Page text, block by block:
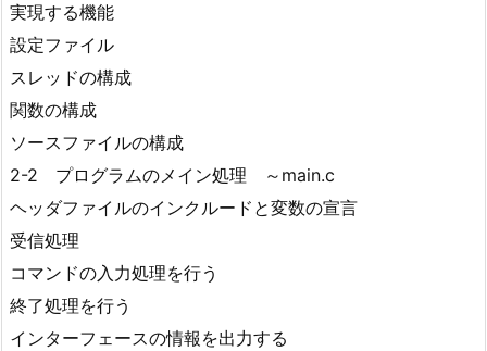
実現する機能
設定ファイル
スレッドの構成
関数の構成
ソースファイルの構成
2-2 プログラムのメイン処理 ～main.c
ヘッダファイルのインクルードと変数の宣言
受信処理
コマンドの入力処理を行う
終了処理を行う
インターフェースの情報を出力する